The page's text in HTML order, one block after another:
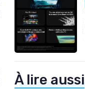
À lire aussi